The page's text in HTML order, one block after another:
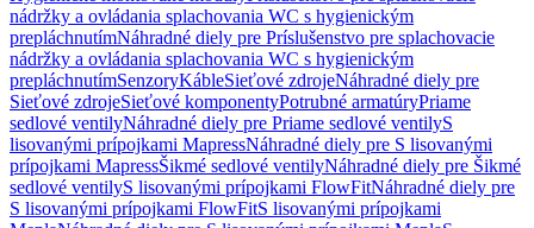
nádržky a ovládania splachovania WC s hygienickým
prepláchnutímNáhradné diely pre Príslušenstvo pre splachovacie
nádržky a ovládania splachovania WC s hygienickým
prepláchnutímSenzoryKábleSieťové zdrojeNáhradné diely pre
Sieťové zdrojeSieťové komponentyPotrubné armatúryPriame
sedlové ventilyNáhradné diely pre Priame sedlové ventilyS
lisovanými prípojkami MapressNáhradné diely pre S lisovanými
prípojkami MapressŠikmé sedlové ventilyNáhradné diely pre Šikmé
sedlové ventilyS lisovanými prípojkami FlowFitNáhradné diely pre
S lisovanými prípojkami FlowFitS lisovanými prípojkami